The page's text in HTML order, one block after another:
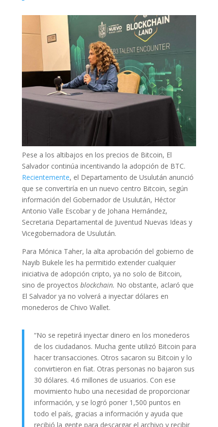
Pese a los altibajos en los precios de Bitcoin, El
Salvador continúa incentivando la adopción de BTC.
Recientemente, el Departamento de Usulután anunció
que se convertiría en un nuevo centro Bitcoin, según
información del Gobernador de Usulután, Héctor
Antonio Valle Escobar y de Johana Hernández,
Secretaria Departamental de Juventud Nuevas Ideas y
Vicegobernadora de Usulután.
Para Mónica Taher, la alta aprobación del gobierno de
Nayib Bukele les ha permitido extender cualquier
iniciativa de adopción cripto, ya no solo de Bitcoin,
sino de proyectos blockchain. No obstante, aclaró que
El Salvador ya no volverá a inyectar dólares en
monederos de Chivo Wallet.
“No se repetirá inyectar dinero en los monederos
de los ciudadanos. Mucha gente utilizó Bitcoin para
hacer transacciones. Otros sacaron su Bitcoin y lo
convirtieron en fiat. Otras personas no bajaron sus
30 dólares. 4.6 millones de usuarios. Con ese
movimiento hubo una necesidad de proporcionar
información, y se logró poner 1,500 puntos en
todo el país, gracias a información y ayuda que
recibió la gente para descargar el archivo y recibir